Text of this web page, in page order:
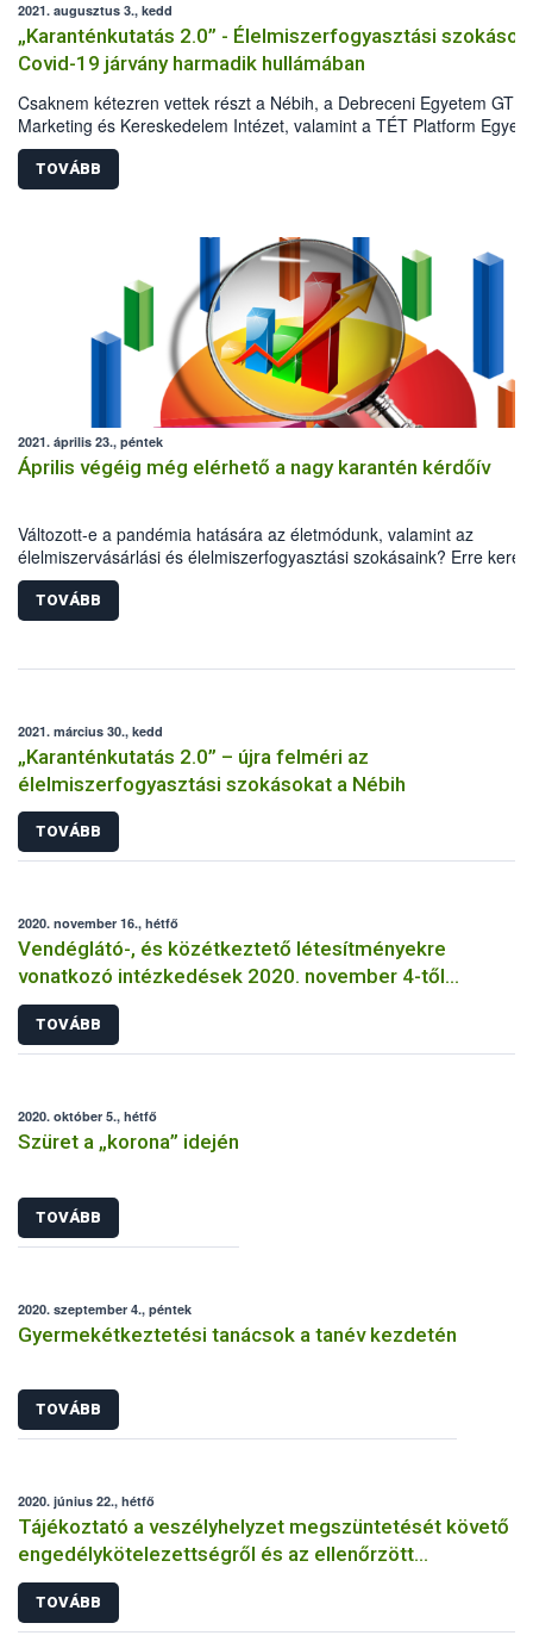
2021. augusztus 3., kedd
„Karanténkutatás 2.0” - Élelmiszerfogyasztási szokások
Covid-19 járvány harmadik hullámában
Csaknem kétezren vettek részt a Nébih, a Debreceni Egyetem GTK
Marketing és Kereskedelem Intézet, valamint a TÉT Platform
második közös reprezentatív kutatásában 2021 májusában. A
felmérésből kiderült, hogyan változtak a Covid-19 járvány első és
harmadik hulláma között a háztartások élelmiszervásárlási és
első hullám idején tapasztalt sokkhatás elmúlt, ugyanakkor a
megőrizte az elővigyázatosságát, és vannak olyan szokások,
hosszú távon is velünk maradnak.
TOVÁBB
2021. április 23., péntek
Április végéig még elérhető a nagy karantén kérdőív
Változott-e a pandémia hatására az életmódunk, valamint az
élelmiszervásárlási és élelmiszerfogyasztási szokásaink? Erre keresi
idén is a választ a Nébih, a Debreceni Egyetem, valamint a TÉT
közös kutatása. A nagy karantén kérdőív április végéig még
minél pontosabb kép kialakításához ugyanis elengedhetetlen a
TOVÁBB
2021. március 30., kedd
„Karanténkutatás 2.0” – újra felméri az
élelmiszerfogyasztási szokásokat a Nébih
TOVÁBB
2020. november 16., hétfő
Vendéglátó-, és közétkeztető létesítményekre
vonatkozó intézkedések 2020. november 4-től
visszavonásig
TOVÁBB
2020. október 5., hétfő
Szüret a „korona” idején
TOVÁBB
2020. szeptember 4., péntek
Gyermekétkeztetési tanácsok a tanév kezdetén
TOVÁBB
2020. június 22., hétfő
Tájékoztató a veszélyhelyzet megszüntetését követő
engedélykötelezettségről és az ellenőrzött
bejelentés megtételéről
TOVÁBB